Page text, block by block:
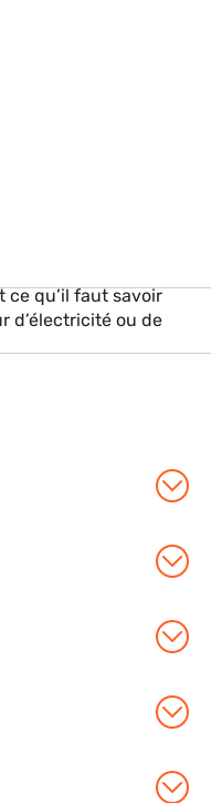
ce qu’il faut savoir
d’électricité ou de